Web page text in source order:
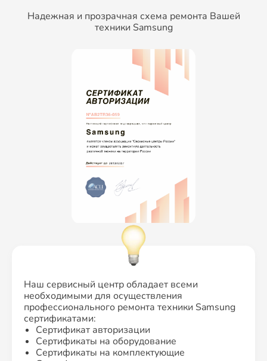
Надежная и прозрачная схема ремонта Вашей
техники Samsung
Наш сервисный центр обладает всеми
необходимыми для осуществления
профессионального ремонта техники Samsung
сертификатами:
Сертификат авторизации
Сертификаты на оборудование
Сертификаты на комплектующие